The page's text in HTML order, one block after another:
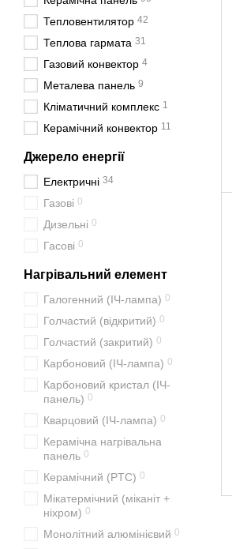
Тепловентилятор 42
Теплова гармата 31
Газовий конвектор 4
Металева панель 9
Кліматичний комплекс 1
Керамічний конвектор 11
Джерело енергії
Електричні 34
Газові 0
Дизельні 0
Гасові 0
Нагрівальний елемент
Галогенний (ІЧ-лампа) 0
Голчастий (відкритий) 0
Голчастий (закритий) 0
Карбоновий (ІЧ-лампа) 0
Карбоновий кристал (ІЧ-
панель) 0
Кварцовий (ІЧ-лампа) 0
Керамічна нагрівальна
панель 0
Керамічний (PTC) 0
Мікатермічний (міканіт +
ніхром) 0
Монолітний алюмінієвий 0